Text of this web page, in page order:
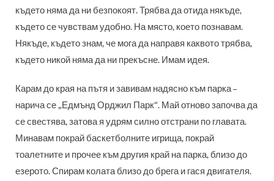
където няма да ни безпокоят. Трябва да отида някъде,
където се чувствам удобно. На място, което познавам.
Някъде, където знам, че мога да направя каквото трябва,
където никой няма да ни прекъсне. Имам идея.
Карам до края на пътя и завивам надясно към парка –
нарича се „Едмънд Орджил Парк“. Май отново започва да
се свестява, затова я удрям силно отстрани по главата.
Минавам покрай баскетболните игрища, покрай
тоалетните и прочее към другия край на парка, близо до
езерото. Спирам колата близо до брега и гася двигателя.